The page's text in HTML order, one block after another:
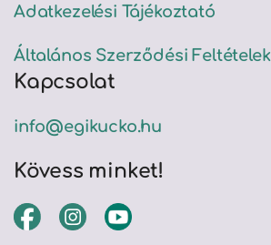
Adatkezelési Tájékoztató
Általános Szerződési Feltételek
Kapcsolat
info@egikucko.hu
Kövess minket!